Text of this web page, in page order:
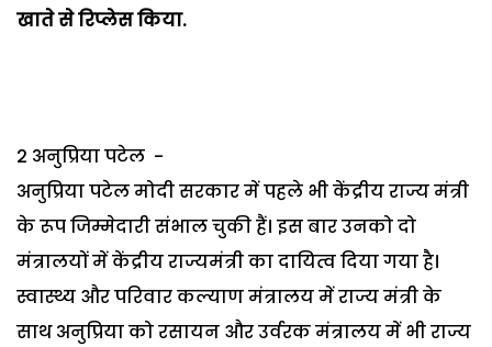
खाते से रिप्लेस किया.
2 अनुप्रिया पटेल -
अनुप्रिया पटेल मोदी सरकार में पहले भी केंद्रीय राज्य मंत्री
के रूप जिम्मेदारी संभाल चुकी हैं। इस बार उनको दो
मंत्रालयों में केंद्रीय राज्यमंत्री का दायित्व दिया गया है।
स्वास्थ्य और परिवार कल्याण मंत्रालय में राज्य मंत्री के
साथ अनुप्रिया को रसायन और उर्वरक मंत्रालय में भी राज्य